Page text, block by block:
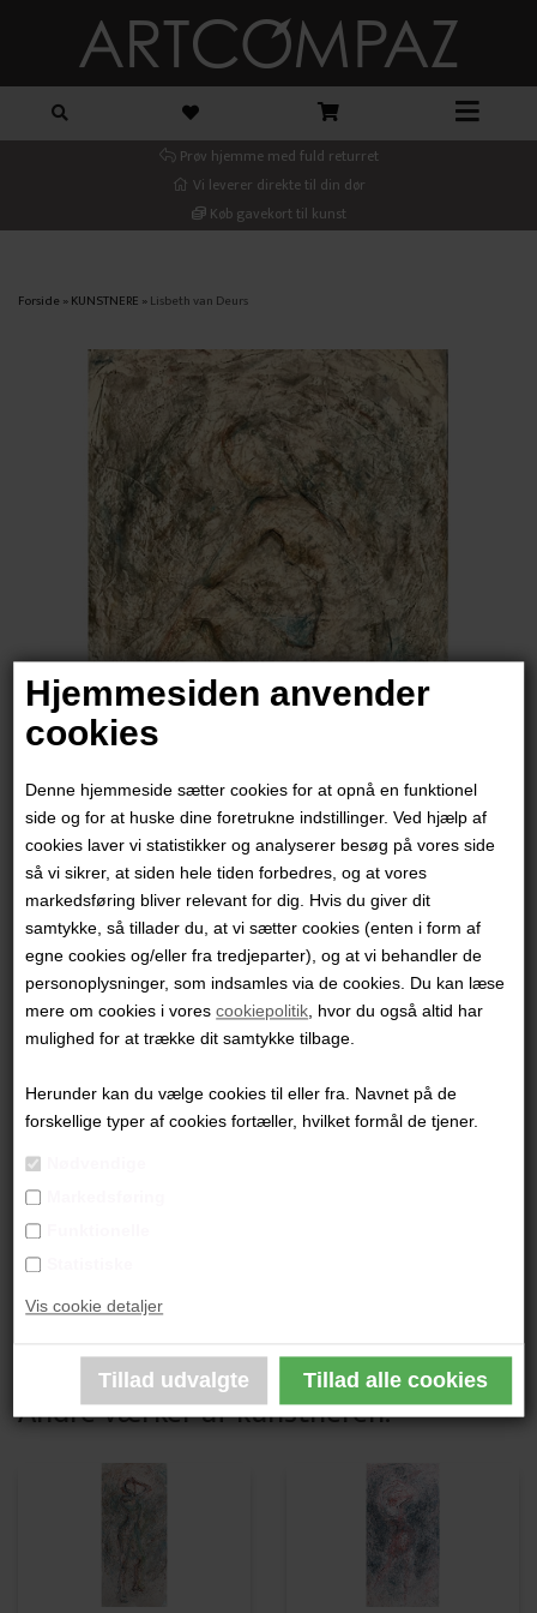
Hjemmesiden anvender
cookies
Denne hjemmeside sætter cookies for at opnå en funktionel
side og for at huske dine foretrukne indstillinger. Ved hjælp af
cookies laver vi statistikker og analyserer besøg på vores side
så vi sikrer, at siden hele tiden forbedres, og at vores
markedsføring bliver relevant for dig. Hvis du giver dit
samtykke, så tillader du, at vi sætter cookies (enten i form af
egne cookies og/eller fra tredjeparter), og at vi behandler de
personoplysninger, som indsamles via de cookies. Du kan læse
mere om cookies i vorescookiepolitik , hvor du også altid har
mulighed for at trække dit samtykke tilbage.
Herunder kan du vælge cookies til eller fra. Navnet på de
forskellige typer af cookies fortæller, hvilket formål de tjener.
Vis cookie detaljer
Prøv hjemme med fuld returret
Vi leverer direkte til din dør
Køb gavekort til kunst
Forside »KUNSTNERE »Lisbeth van Deurs
Lisbeth van Deurs
7.500,00DKK
"Just Being"
70 x 100 cm.
Mixed media på lærred
Ikke indrammet
Andre værker af kunstneren: